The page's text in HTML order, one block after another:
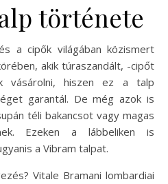
története
akik túraszandált, -cipőt
vásárolni, hiszen ez a talp
garantál. De még azok is
téli bakancsot vagy magas
Ezeken a lábbeliken is
a Vibram talpat.
Vitale Bramani lombardiai